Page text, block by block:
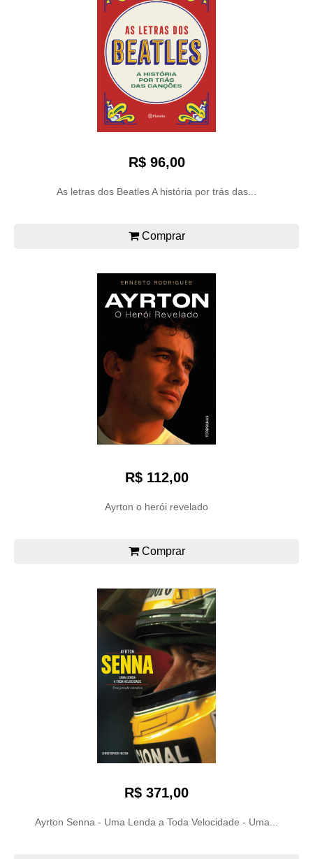
R$ 96,00
As letras dos Beatles A história por trás das...
Comprar
R$ 112,00
Ayrton o herói revelado
Comprar
R$ 371,00
Ayrton Senna - Uma Lenda a Toda Velocidade - Uma...